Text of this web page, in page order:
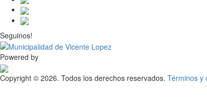
Seguinos!
Powered by
Copyright © 2026. Todos los derechos reservados. Términos y